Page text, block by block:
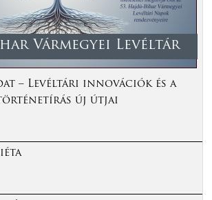
Vármegyei Levéltár
– Levéltári innovációk és a
új útjai